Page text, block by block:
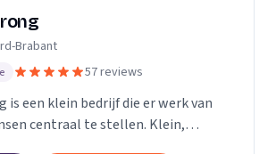
Brabant
57 reviews
is een klein bedrijf die er werk van
centraal te stellen. Klein,